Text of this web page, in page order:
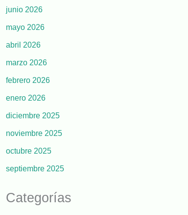
junio 2026
mayo 2026
abril 2026
marzo 2026
febrero 2026
enero 2026
diciembre 2025
noviembre 2025
octubre 2025
septiembre 2025
Categorías